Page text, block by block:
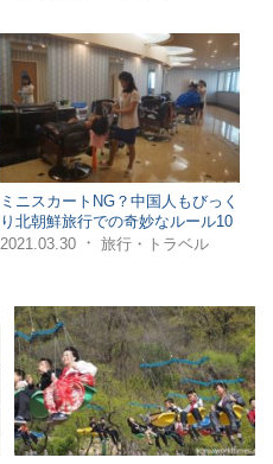
ミニスカートNG？中国人もびっく
り北朝鮮旅行での奇妙なルール10
2021.03.30 ・ 旅行・トラベル